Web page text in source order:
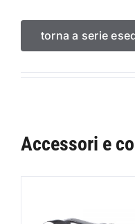
torna a serie
Accessori e